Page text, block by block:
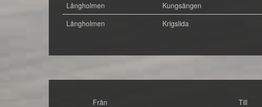
Långholmen
Kungsängen
Långholmen
Krigslida
Från Till